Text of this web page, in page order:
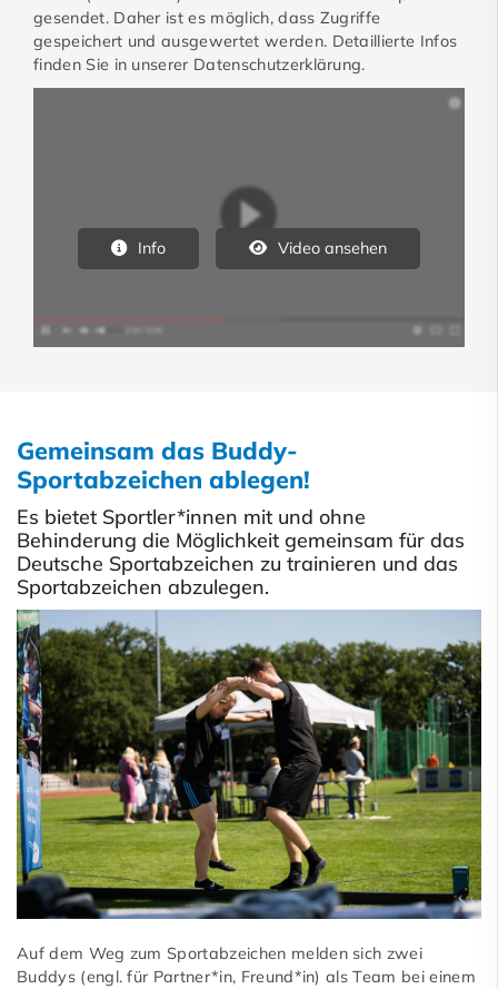
gesendet. Daher ist es möglich, dass Zugriffe
gespeichert und ausgewertet werden. Detaillierte Infos
finden Sie in unserer Datenschutzerklärung.
Info Video ansehen
Gemeinsam das Buddy-
Sportabzeichen ablegen!
Es bietet Sportler*innen mit und ohne
Behinderung die Möglichkeit gemeinsam für das
Deutsche Sportabzeichen zu trainieren und das
Sportabzeichen abzulegen.
Auf dem Weg zum Sportabzeichen melden sich zwei
Buddys (engl. für Partner*in, Freund*in) als Team bei einem